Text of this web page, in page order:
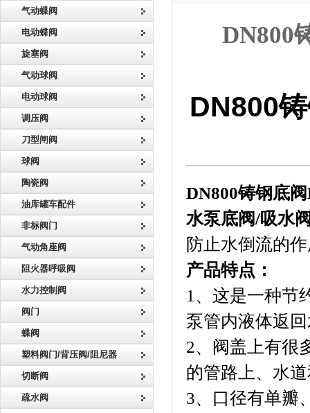
气动蝶阀
电动蝶阀
旋塞阀
气动球阀
电动球阀
调压阀
刀型闸阀
球阀
陶瓷阀
油库罐车配件
非标阀门
气动角座阀
阻火器呼吸阀
水力控制阀
阀门
蝶阀
塑料阀门/背压阀/阻尼器
切断阀
疏水阀
DN800
DN800
DN800铸钢底阀
水泵底阀/吸水
防止水倒流的
产品特点：
1、这是一种节
泵管内液体返
2、阀盖上有很
的管路上、水
3、口径有单瓣